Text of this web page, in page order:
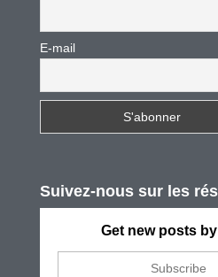
E-mail
Suivez-nous sur les
Get new posts by